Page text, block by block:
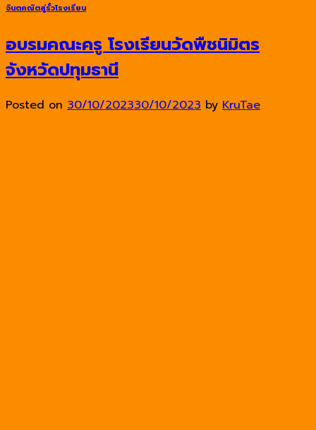
จินตคณิตสู่รั้วโรงเรียน
อบรมคณะครู โรงเรียนวัดพืชนิมิตร
จังหวัดปทุมธานี
Posted on 30/10/202330/10/2023 by KruTae